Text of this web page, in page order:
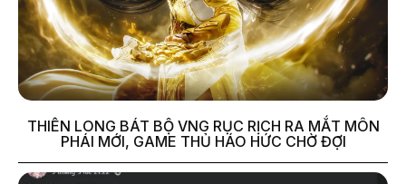
THIÊN LONG BÁT BỘ VNG RỤC RỊCH RA MẮT MÔN
PHÁI MỚI, GAME THỦ HÁO HỨC CHỜ ĐỢI